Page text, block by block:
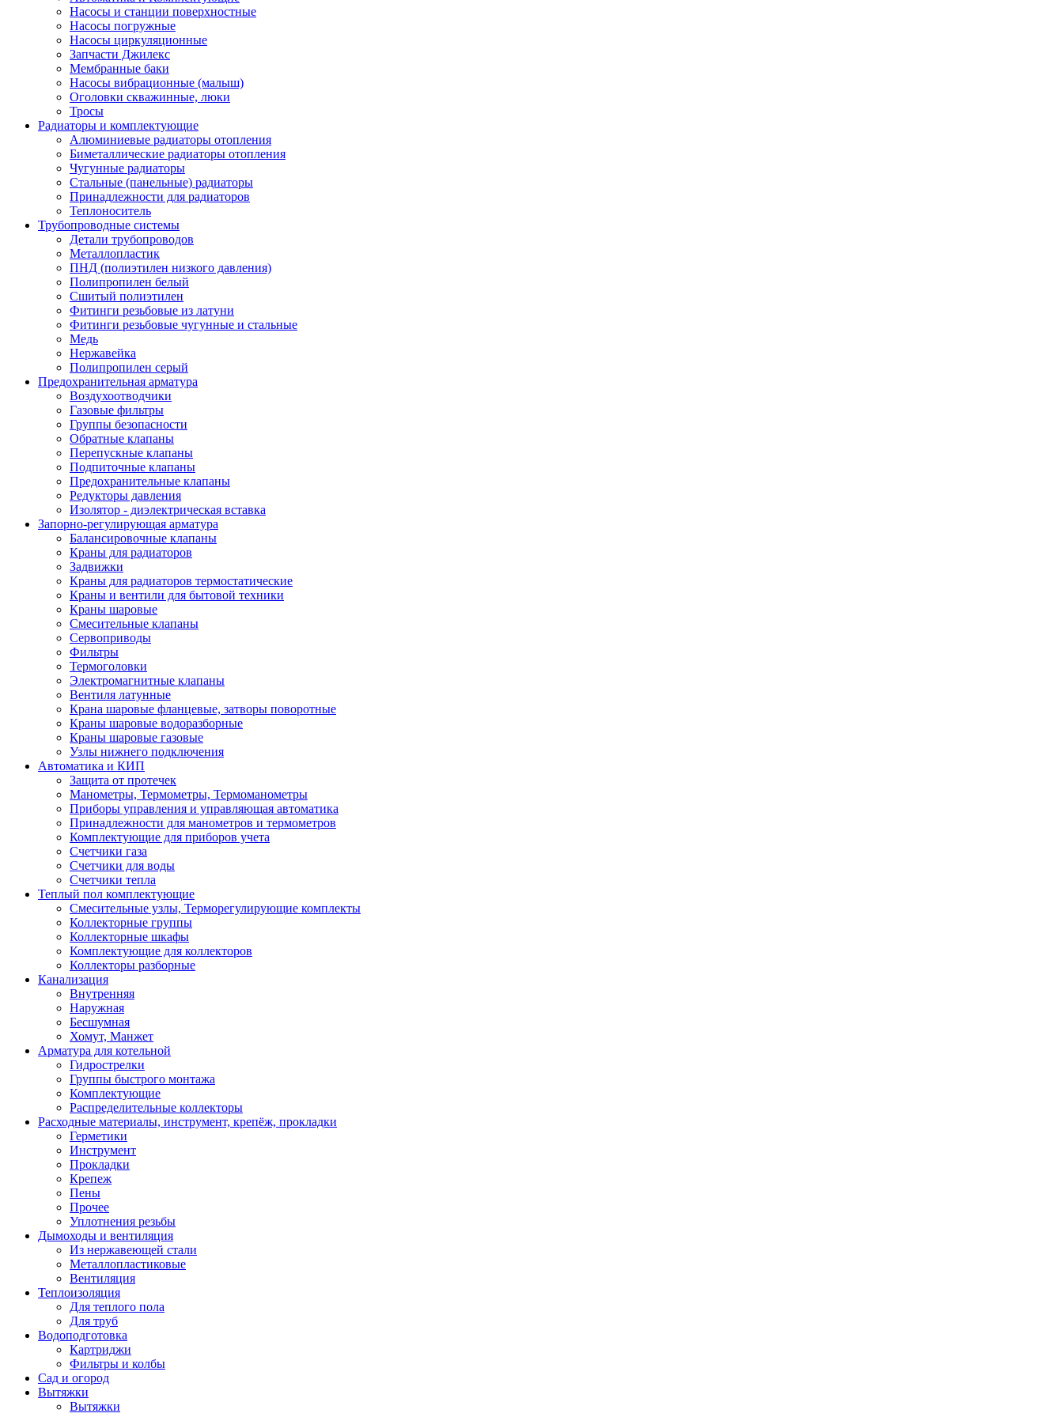
Насосы и станции поверхностные
Насосы погружные
Насосы циркуляционные
Запчасти Джилекс
Мембранные баки
Насосы вибрационные (малыш)
Оголовки скважинные, люки
Тросы
Радиаторы и комплектующие
Алюминиевые радиаторы отопления
Биметаллические радиаторы отопления
Чугунные радиаторы
Стальные (панельные) радиаторы
Принадлежности для радиаторов
Теплоноситель
Трубопроводные системы
Детали трубопроводов
Металлопластик
ПНД (полиэтилен низкого давления)
Полипропилен белый
Сшитый полиэтилен
Фитинги резьбовые из латуни
Фитинги резьбовые чугунные и стальные
Медь
Нержавейка
Полипропилен серый
Предохранительная арматура
Воздухоотводчики
Газовые фильтры
Группы безопасности
Обратные клапаны
Перепускные клапаны
Подпиточные клапаны
Предохранительные клапаны
Редукторы давления
Изолятор - диэлектрическая вставка
Запорно-регулирующая арматура
Балансировочные клапаны
Краны для радиаторов
Задвижки
Краны для радиаторов термостатические
Краны и вентили для бытовой техники
Краны шаровые
Смесительные клапаны
Сервоприводы
Фильтры
Термоголовки
Электромагнитные клапаны
Вентиля латунные
Крана шаровые фланцевые, затворы поворотные
Краны шаровые водоразборные
Краны шаровые газовые
Узлы нижнего подключения
Автоматика и КИП
Защита от протечек
Манометры, Термометры, Термоманометры
Приборы управления и управляющая автоматика
Принадлежности для манометров и термометров
Комплектующие для приборов учета
Счетчики газа
Счетчики для воды
Счетчики тепла
Теплый пол комплектующие
Смесительные узлы, Терморегулирующие комплекты
Коллекторные группы
Коллекторные шкафы
Комплектующие для коллекторов
Коллекторы разборные
Канализация
Внутренняя
Наружная
Бесшумная
Хомут, Манжет
Арматура для котельной
Гидрострелки
Группы быстрого монтажа
Комплектующие
Распределительные коллекторы
Расходные материалы, инструмент, крепёж, прокладки
Герметики
Инструмент
Прокладки
Крепеж
Пены
Прочее
Уплотнения резьбы
Дымоходы и вентиляция
Из нержавеющей стали
Металлопластиковые
Вентиляция
Теплоизоляция
Для теплого пола
Для труб
Водоподготовка
Картриджи
Фильтры и колбы
Сад и огород
Вытяжки
Вытяжки